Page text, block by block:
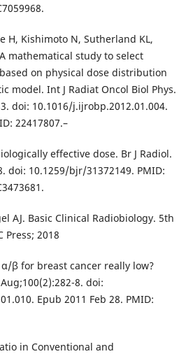
H, Kishimoto N, Sutherland KL,
mathematical study to select
on physical dose distribution
model. Int J Radiat Oncol Biol Phys.
doi: 10.1016/j.ijrobp.2012.01.004.
22417807.–
effective dose. Br J Radiol.
doi: 10.1259/bjr/31372149. PMID:
AJ. Basic Clinical Radiobiology. 5th
Press; 2018
α/β for breast cancer really low?
8. doi:
Epub 2011 Feb 28. PMID:
in Conventional and